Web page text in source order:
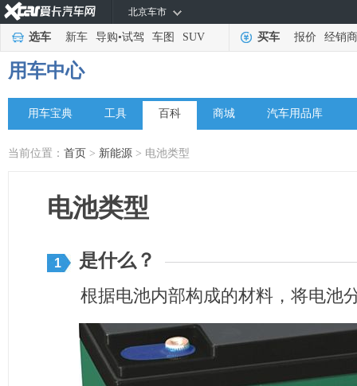
北京车市
选车 新车 导购•试驾 车图 SUV 买车 报价 经销商
用车中心
用车宝典 工具 百科 商城 汽车用品库
当前位置： 首页 > 新能源 > 电池类型
电池类型
1 是什么？
根据电池内部构成的材料，将电池